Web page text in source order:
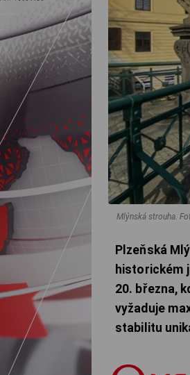
Mlýnská strouha.
Plzeňská
historickém
20. března,
vyžaduje
stabilitu